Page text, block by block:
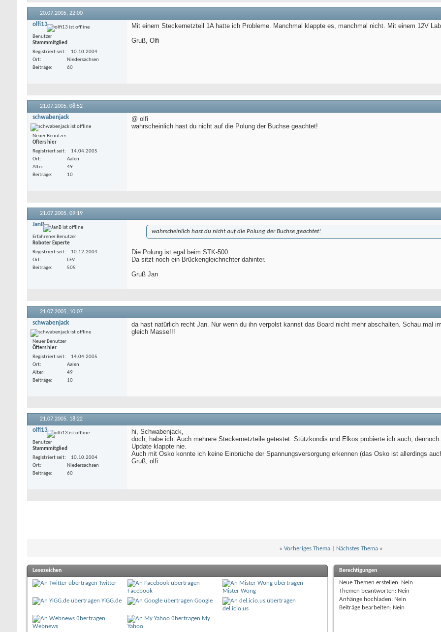
20.07.2005, 22:00
olfi13
Benutzer
Stammmitglied
Registriert seit
10.10.2004
Ort
Niedersachsen
Beiträge
60
Mit einem Steckernetzteil 1A hatte ich Probleme. Manchmal klappte es, manchmal nicht. Mit einem 12V
Gruß, Olfi
21.07.2005, 08:52
schwabenjack
Neuer Benutzer
Öfters hier
Registriert seit
14.04.2005
Ort
Aalen
Alter
49
Beiträge
10
@ olfi
wahrscheinlich hast du nicht auf die Polung der Buchse geachtet!
21.07.2005, 09:19
JanB
Erfahrener Benutzer
Roboter Experte
Registriert seit
10.12.2004
Ort
LEV
Beiträge
505
wahrscheinlich hast du nicht auf die Polung der Buchse geachtet!
Die Polung ist egal beim STK-500.
Da sitzt noch ein Brückengleichrichter dahinter.
Gruß Jan
21.07.2005, 10:07
schwabenjack
Neuer Benutzer
Öfters hier
Registriert seit
14.04.2005
Ort
Aalen
Alter
49
Beiträge
10
da hast natürlich recht Jan. Nur wenn du ihn verpolst kannst das Board nicht mehr abschalten. Schau mal
gleich Masse!!!
21.07.2005, 18:22
olfi13
Benutzer
Stammmitglied
Registriert seit
10.10.2004
Ort
Niedersachsen
Beiträge
60
hi, Schwabenjack,
doch, habe ich. Auch mehrere Steckernetzteile getestet. Stützkondis und Elkos probierte ich auch,
Update klappte nie.
Auch mit Osko konnte ich keine Einbrüche der Spannungsversorgung erkennen (das Osko ist allerdings
Gruß, olfi
« Vorheriges Thema| Nächstes Thema »
Lesezeichen
Twitter
Facebook
Mister Wong
YiGG.de
Google
del.icio.us
Webnews
My
Yahoo
Berechtigungen
Neue Themen erstellen: Nein
Themen beantworten: Nein
Anhänge hochladen: Nein
Beiträge bearbeiten: Nein